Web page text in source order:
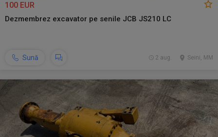
100 EUR
Dezmembrez excavator pe senile JCB JS210 LC
Sună Seini, MM
2 aug.